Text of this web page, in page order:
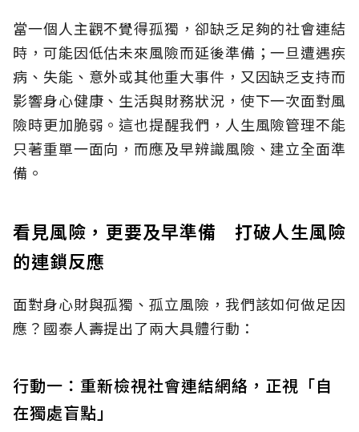
當一個人主觀不覺得孤獨，卻缺乏足夠的社會連結
時，可能因低估未來風險而延後準備；一旦遭遇疾
病、失能、意外或其他重大事件，又因缺乏支持而
影響身心健康、生活與財務狀況，使下一次面對風
險時更加脆弱。這也提醒我們，人生風險管理不能
只著重單一面向，而應及早辨識風險、建立全面準
備。
看見風險，更要及早準備 打破人生風險
的連鎖反應
面對身心財與孤獨、孤立風險，我們該如何做足因
應？國泰人壽提出了兩大具體行動：
行動一：重新檢視社會連結網絡，正視「自
在獨處盲點」